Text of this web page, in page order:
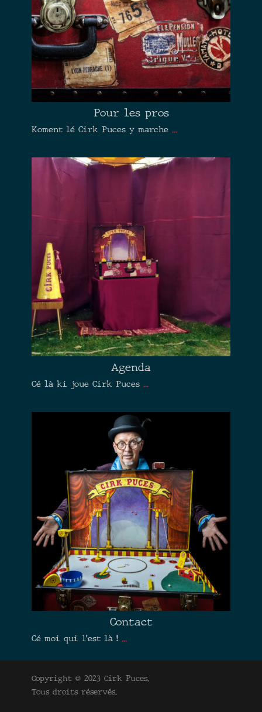
Pour les pros
Koment lé Cirk Puces y marche ...
Agenda
Cé là ki joue Cirk Puces ...
Contact
Cé moi qui l’est là ! ...
Copyright © 2023 Cirk Puces.
Tous droits réservés.